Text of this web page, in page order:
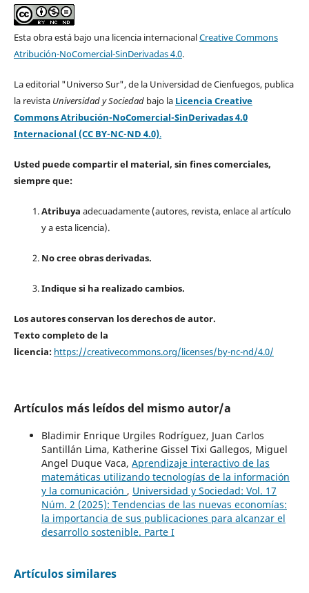
Esta obra está bajo una licencia internacionalCreative Commons
Atribución-NoComercial-SinDerivadas 4.0.
La editorial "Universo Sur", de la Universidad de Cienfuegos, publica
la revista Universidad y Sociedad bajo la Licencia Creative
Commons Atribución-NoComercial-SinDerivadas 4.0
Internacional (CC BY-NC-ND 4.0).
Usted puede compartir el material, sin fines comerciales,
siempre que:
Atribuya adecuadamente (autores, revista, enlace al artículo
y a esta licencia).
No cree obras derivadas.
Indique si ha realizado cambios.
Los autores conservan los derechos de autor.
Texto completo de la
licencia: https://creativecommons.org/licenses/by-nc-nd/4.0/
Artículos más leídos del mismo autor/a
Bladimir Enrique Urgiles Rodríguez, Juan Carlos
Santillán Lima, Katherine Gissel Tixi Gallegos, Miguel
Angel Duque Vaca, Aprendizaje interactivo de las
matemáticas utilizando tecnologías de la información
y la comunicación , Universidad y Sociedad: Vol. 17
Núm. 2 (2025): Tendencias de las nuevas economías:
la importancia de sus publicaciones para alcanzar el
desarrollo sostenible. Parte I
Artículos similares